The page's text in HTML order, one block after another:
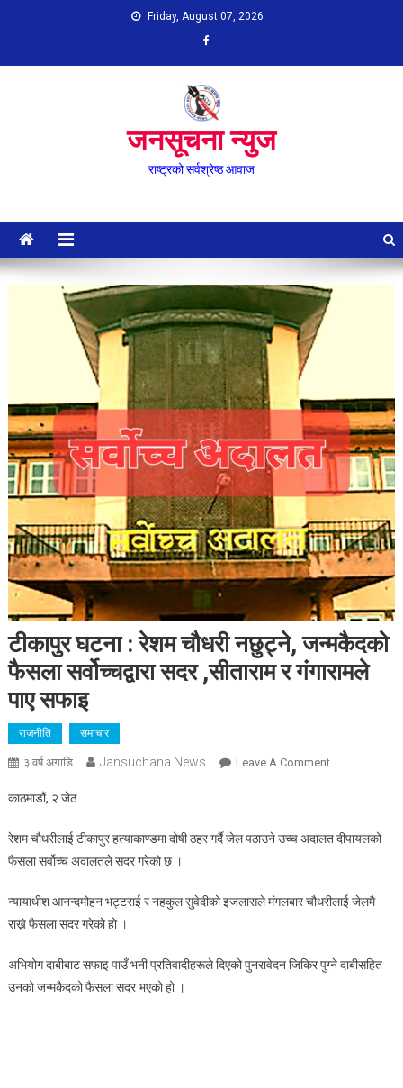
Friday, August 07, 2026
जनसूचना न्युज
राष्ट्रको सर्वश्रेष्ठ आवाज
टीकापुर घटना : रेशम चौधरी नछुट्ने, जन्मकैदको
फैसला सर्वोच्चद्वारा सदर ,सीताराम र गंगारामले
पाए सफाइ
राजनीति समाचार
३ वर्ष अगाडि Jansuchana News Leave A CommentOn
रेशम
जन्मकैदको
सदर
काठमाडौं, २ जेठ
रेशम चौधरीलाई टीकापुर हत्याकाण्डमा दोषी ठहर गर्दै जेल पठाउने उच्च अदालत दीपायलको
फैसला सर्वोच्च अदालतले सदर गरेको छ ।
न्यायाधीश आनन्दमोहन भट्टराई र नहकुल सुवेदीको इजलासले मंगलबार चौधरीलाई जेलमै
राख्ने फैसला सदर गरेको हो ।
अभियोग दाबीबाट सफाइ पाउँ भनी प्रतिवादीहरूले दिएको पुनरावेदन जिकिर पुग्ने दाबीसहित
उनको जन्मकैदको फैसला सदर भएको हो ।